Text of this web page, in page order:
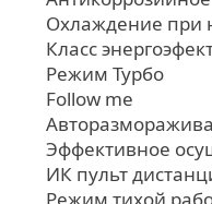
Охлаждение при
Класс
Режим Турбо
Follow me
Эффективное
ИК пульт